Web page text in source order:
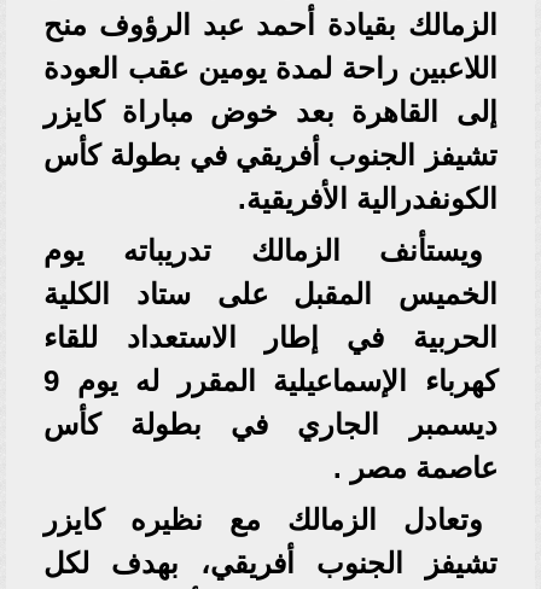
الزمالك بقيادة أحمد عبد الرؤوف منح
اللاعبين راحة لمدة يومين عقب العودة
إلى القاهرة بعد خوض مباراة كايزر
تشيفز الجنوب أفريقي في بطولة كأس
الكونفدرالية الأفريقية.
ويستأنف الزمالك تدريباته يوم
الخميس المقبل على ستاد الكلية
الحربية في إطار الاستعداد للقاء
كهرباء الإسماعيلية المقرر له يوم 9
ديسمبر الجاري في بطولة كأس
عاصمة مصر .
وتعادل الزمالك مع نظيره كايزر
تشيفز الجنوب أفريقي، بهدف لكل